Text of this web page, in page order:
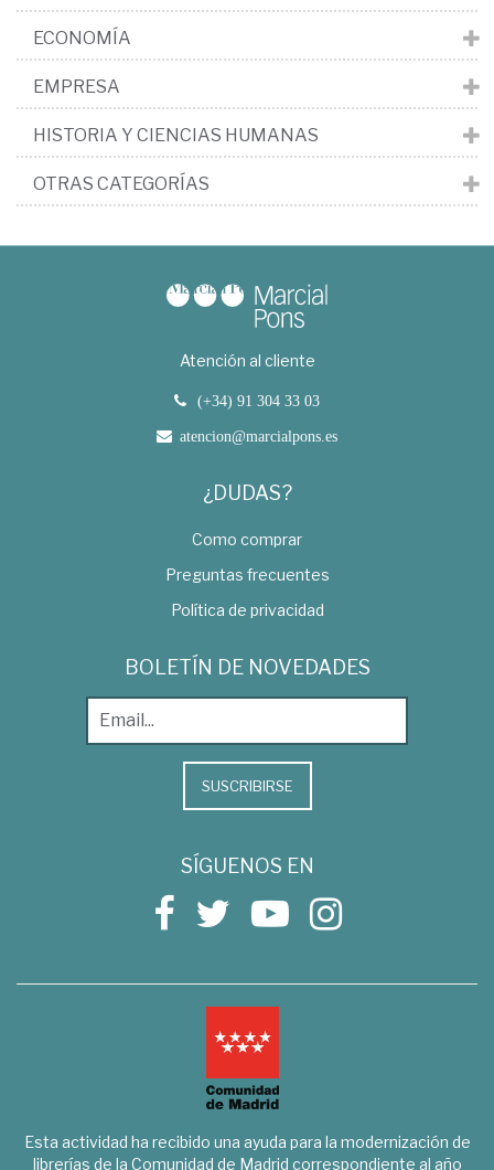
ECONOMÍA
EMPRESA
HISTORIA Y CIENCIAS HUMANAS
OTRAS CATEGORÍAS
Atención al cliente
(+34) 91 304 33 03
atencion@marcialpons.es
¿DUDAS?
Como comprar
Preguntas frecuentes
Política de privacidad
BOLETÍN DE NOVEDADES
SUSCRIBIRSE
SÍGUENOS EN
Esta actividad ha recibido una ayuda para la modernización de
librerías de la Comunidad de Madrid correspondiente al año